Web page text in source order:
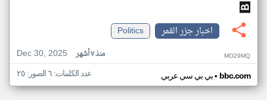
اخبار جزر القمر
Politics
Dec 30, 2025
منذ ٧ أشهر MO29MQ
بي بي سي عربي• bbc.com عدد الكلمات: ٦ الصور: ٢٥